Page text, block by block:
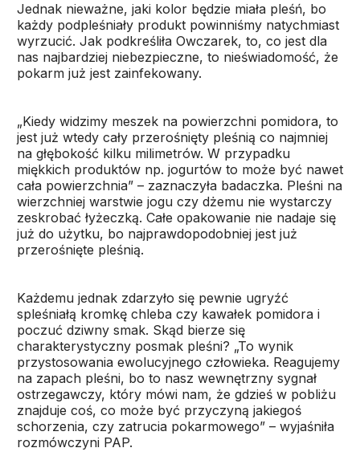
Jednak nieważne, jaki kolor będzie miała pleśń, bo
każdy podpleśniały produkt powinniśmy natychmiast
wyrzucić. Jak podkreśliła Owczarek, to, co jest dla
nas najbardziej niebezpieczne, to nieświadomość, że
pokarm już jest zainfekowany.
„Kiedy widzimy meszek na powierzchni pomidora, to
jest już wtedy cały przerośnięty pleśnią co najmniej
na głębokość kilku milimetrów. W przypadku
miękkich produktów np. jogurtów to może być nawet
cała powierzchnia” – zaznaczyła badaczka. Pleśni na
wierzchniej warstwie jogu czy dżemu nie wystarczy
zeskrobać łyżeczką. Całe opakowanie nie nadaje się
już do użytku, bo najprawdopodobniej jest już
przerośnięte pleśnią.
Każdemu jednak zdarzyło się pewnie ugryźć
spleśniałą kromkę chleba czy kawałek pomidora i
poczuć dziwny smak. Skąd bierze się
charakterystyczny posmak pleśni? „To wynik
przystosowania ewolucyjnego człowieka. Reagujemy
na zapach pleśni, bo to nasz wewnętrzny sygnał
ostrzegawczy, który mówi nam, że gdzieś w pobliżu
znajduje coś, co może być przyczyną jakiegoś
schorzenia, czy zatrucia pokarmowego” – wyjaśniła
rozmówczyni PAP.